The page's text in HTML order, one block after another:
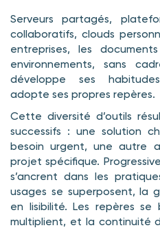
Serveurs partagés,
collaboratifs, clouds
entreprises, les
environnements, sans
développe ses
adopte ses propres repères.
Cette diversité d’outils
successifs : une solution
besoin urgent, une autre
projet spécifique.
s’ancrent dans les
usages se superposent, la
en lisibilité. Les repères se
multiplient, et la continuité